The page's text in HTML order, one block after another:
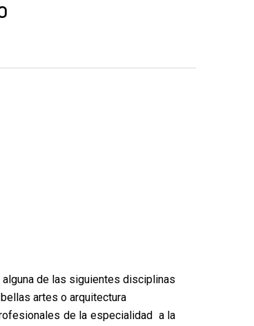
de las siguientes disciplinas
artes o arquitectura
de la especialidad a la